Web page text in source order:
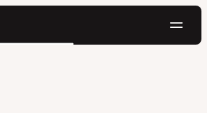
Wie Man Diese Nützliche PHP-Funktion